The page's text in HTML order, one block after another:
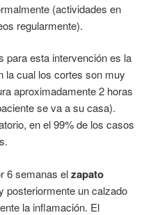
(actividades en
regularmente).
para esta intervención es la
la cual los cortes son muy
aproximadamente 2 horas
se va a su casa).
en el 99% de los casos
6 semanas elzapato
posteriormente un calzado
la inflamación. El